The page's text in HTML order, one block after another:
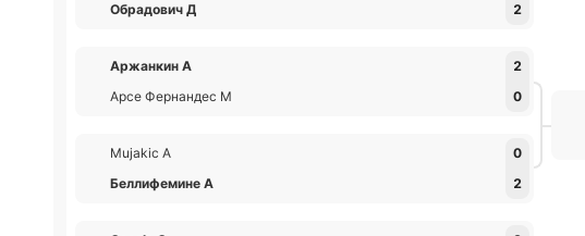
Обрадович Д
2
Аржанкин А
2
Арсе Фернандес М
0
Mujakic А
0
Беллифемине А
2